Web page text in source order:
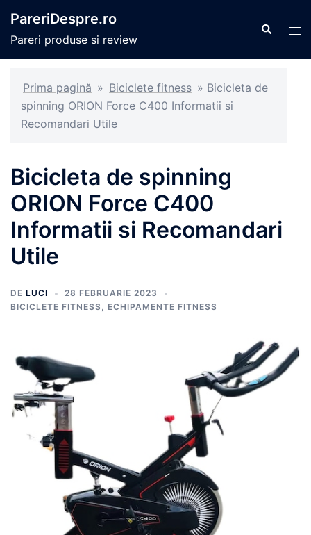
conținut
PareriDespre.ro
Pareri produse si review
Caută
Prima pagină » Biciclete fitness » Bicicleta de
spinning ORION Force C400 Informatii si
Recomandari Utile
Bicicleta de spinning
ORION Force C400
Informatii si Recomandari
Utile
DE LUCI
28 FEBRUARIE 2023
BICICLETE FITNESS, ECHIPAMENTE FITNESS